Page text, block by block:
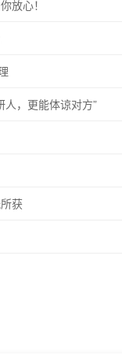
放心！
人，更能体谅对方”
获